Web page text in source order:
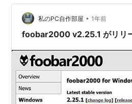
ている。 2000年当時、Windows
ったMP3プレイヤーはWinampで
再生手段として使っていた。とこ
私のPC自作部屋 • 1年前
foobar2000 v2.25.1 がリリ